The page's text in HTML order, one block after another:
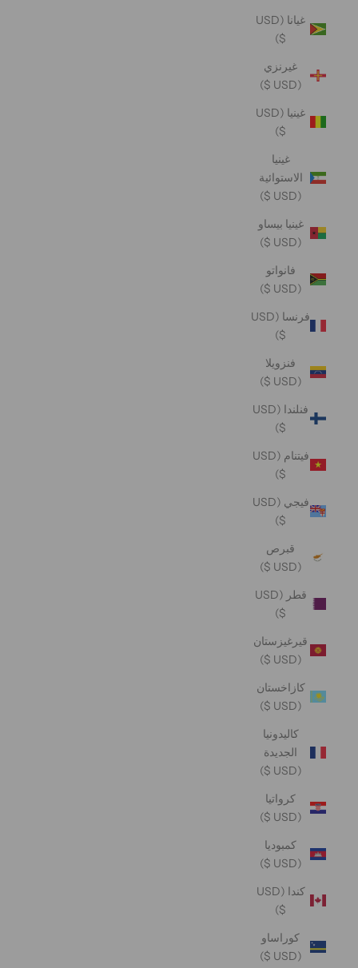
غيانا (USD
$)
غيرنزي
(USD $)
غينيا (USD
$)
غينيا
الاستوائية
(USD $)
غينيا بيساو
(USD $)
فانواتو
(USD $)
فرنسا (USD
$)
فنزويلا
(USD $)
فنلندا (USD
$)
فيتنام (USD
$)
فيجي (USD
$)
قبرص
(USD $)
قطر (USD
$)
قيرغيزستان
(USD $)
كازاخستان
(USD $)
كاليدونيا
الجديدة
(USD $)
كرواتيا
(USD $)
كمبوديا
(USD $)
كندا (USD
$)
كوراساو
(USD $)